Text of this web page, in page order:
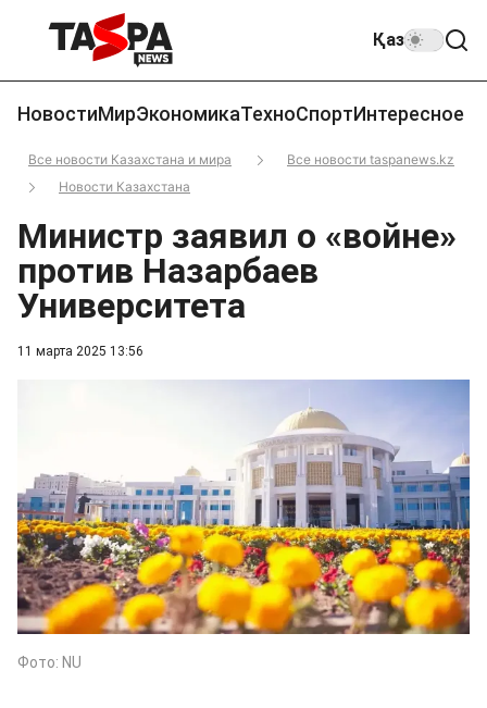
Қаз
НовостиМирЭкономикаТехноСпортИнтересное
Все новости Казахстана и мира
Все новости taspanews.kz
Новости Казахстана
11 марта 2025 13:56
Министр заявил о «войне»
против Назарбаев
Университета
Фото: NU